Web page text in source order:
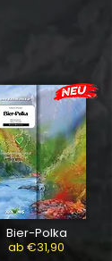
Bier-Polka
ab €31,90